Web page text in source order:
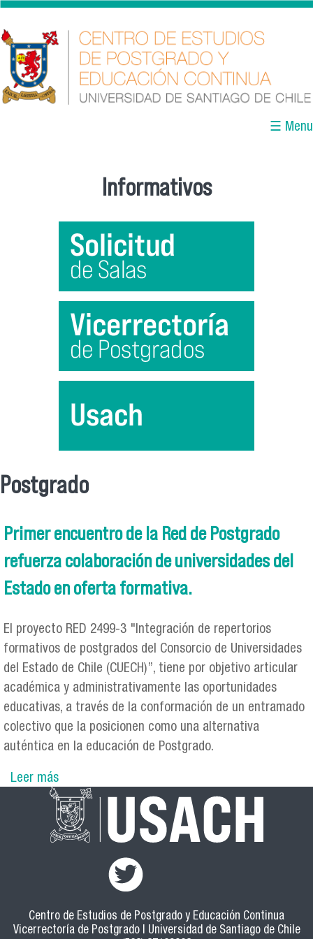
Pasar al contenido principal
☰ Menu
Informativos
Se encuentra usted aquí
Postgrado
Primer encuentro de la Red de Postgrado
refuerza colaboración de universidades del
Estado en oferta formativa.
El proyecto RED 2499-3 "Integración de repertorios
formativos de postgrados del Consorcio de Universidades
del Estado de Chile (CUECH)”, tiene por objetivo articular
académica y administrativamente las oportunidades
educativas, a través de la conformación de un entramado
colectivo que la posicionen como una alternativa
auténtica en la educación de Postgrado.
Leer mássobre Primer encuentro de la Red de Postgrado
refuerza colaboración de universidades del
Estado en oferta formativa.
Centro de Estudios de Postgrado y Educación Continua
Vicerrectoría de Postgrado | Universidad de Santiago de Chile